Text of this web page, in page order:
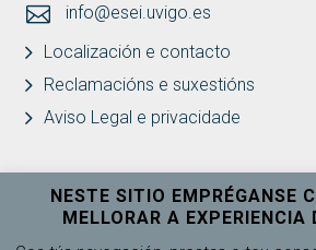
info@esei.uvigo.es
Localización e contacto
Reclamacións e suxestións
Aviso Legal e privacidade
NESTE SITIO EMPRÉGANSE
MELLORAR A EXPERIENCIA